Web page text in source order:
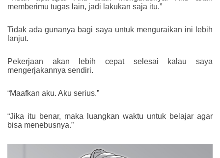
memberimu tugas lain, jadi lakukan saja itu.”
Tidak ada gunanya bagi saya untuk menguraikan ini lebih
lanjut.
Pekerjaan akan lebih cepat selesai kalau saya
mengerjakannya sendiri.
“Maafkan aku. Aku serius.”
“Jika itu benar, maka luangkan waktu untuk belajar agar
bisa menebusnya.”